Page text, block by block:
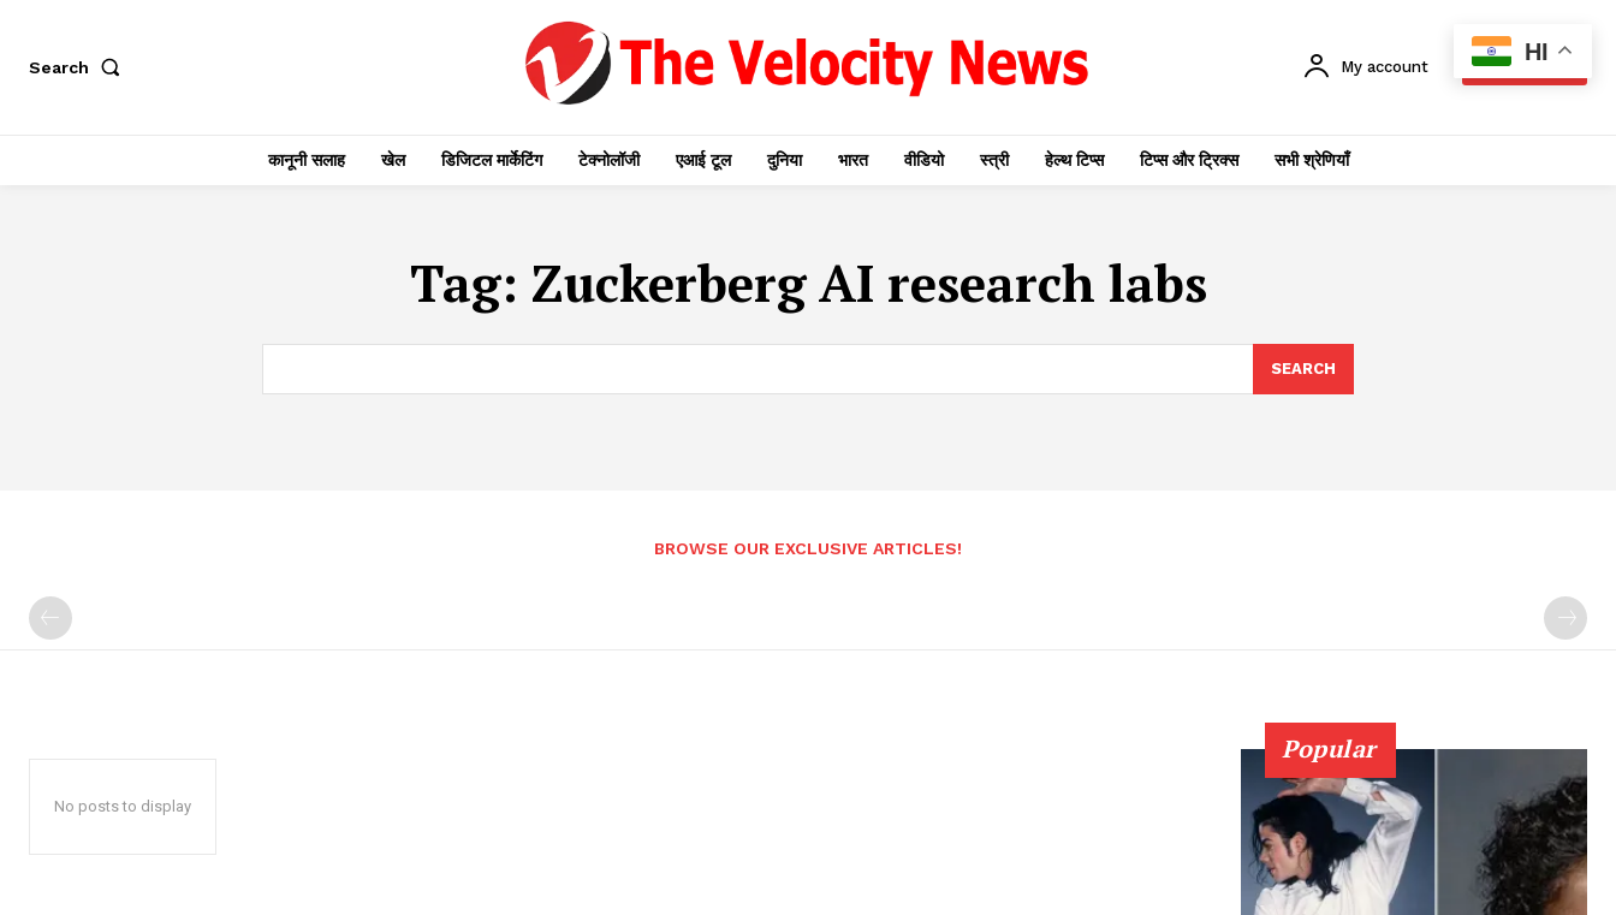
Search My account SUBSCRIBE
कानूनी सलाह खेल डिजिटल मार्केटिंग टेक्नोलॉजी एआई टूल दुनिया भारत वीडियो स्त्री हेल्थ टिप्स टिप्स और ट्रिक्स सभी श्रेणियाँ
Tag: Zuckerberg AI research labs
SEARCH
BROWSE OUR EXCLUSIVE ARTICLES!
No posts to display
Popular
HI